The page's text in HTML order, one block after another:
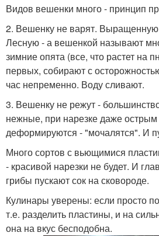
Видов вешенки много - принцип
2. Вешенку не варят. Выращенную
Лесную - а вешенкой называют
зимние опята (все, что растет на
первых, собирают с
час непременно. Воду сливают.
3. Вешенку не режут -
нежные, при нарезке даже
деформируются - "мочалятся". И
Много сортов с вьющимися
- красивой нарезки не будет. И
грибы пускают сок на сковороде.
Кулинары уверены: если просто
т.е. разделить пластины, и на
она на вкус бесподобна.